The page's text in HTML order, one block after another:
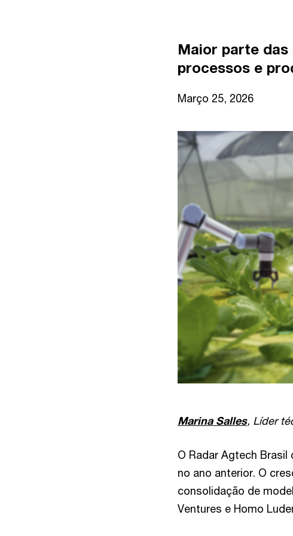
Maior parte
processos e
Março 25, 2026
Marina Salles, Líder
O Radar Agtech
no ano anterior. O
consolidação de
Ventures e Homo